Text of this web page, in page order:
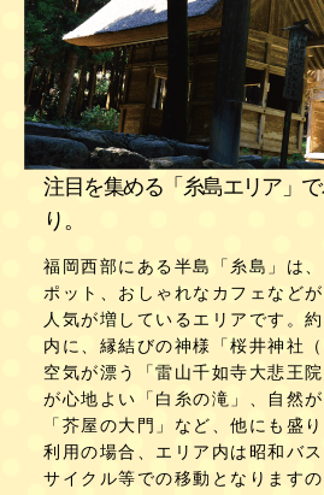
注目を集める「糸島エリア」
り。
福岡西部にある半島「糸島」は
ポット、おしゃれなカフェなど
人気が増しているエリアです。
内に、縁結びの神様「桜井神社
空気が漂う「雷山千如寺大悲王
が心地よい「白糸の滝」、自然
「芥屋の大門」など、他にも盛
利用の場合、エリア内は昭和バ
サイクル等での移動となります